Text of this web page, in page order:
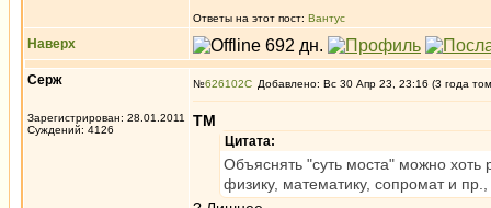
Ответы на этот пост: Вантус
Наверх
Серж
Зарегистрирован: 28.01.2011
Суждений: 4126
№626102 Добавлено: Вс 30 Апр 23, 23:16 (3 года
ТМ
Цитата:
Объяснять "суть моста" можно
физику, математику, сопромат и пр.,